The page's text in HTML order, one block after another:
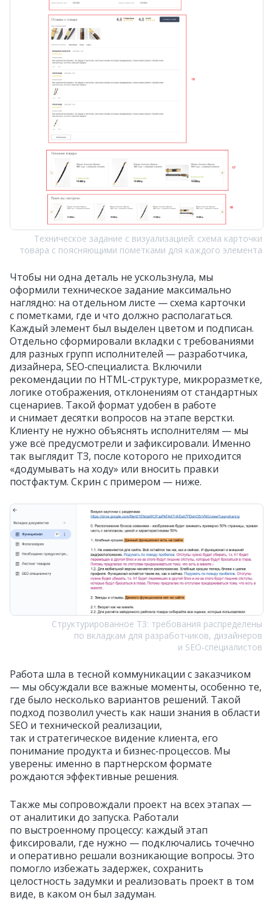
Техническое задание с визуализацией: схема карточки
товара с поясняющими пометками для каждого элемента
Чтобы ни одна деталь не ускользнула, мы
оформили техническое задание максимально
наглядно: на отдельном листе — схема карточки
с пометками, где и что должно располагаться.
Каждый элемент был выделен цветом и подписан.
Отдельно сформировали вкладки с требованиями
для разных групп исполнителей — разработчика,
дизайнера, SEO‑специалиста. Включили
рекомендации по HTML‑структуре, микроразметке,
логике отображения, отклонениям от стандартных
сценариев. Такой формат удобен в работе
и снимает десятки вопросов на этапе верстки.
Клиенту не нужно объяснять исполнителям — мы
уже всё предусмотрели и зафиксировали. Именно
так выглядит ТЗ, после которого не приходится
«додумывать на ходу» или вносить правки
постфактум. Скрин с примером — ниже.
Структурированное ТЗ: требования распределены
по вкладкам для разработчиков, дизайнеров
и SEO‑специалистов
Работа шла в тесной коммуникации с заказчиком
— мы обсуждали все важные моменты, особенно те,
где было несколько вариантов решений. Такой
подход позволил учесть как наши знания в области
SEO и технической реализации,
так и стратегическое видение клиента, его
понимание продукта и бизнес‑процессов. Мы
уверены: именно в партнерском формате
рождаются эффективные решения.
Также мы сопровождали проект на всех этапах —
от аналитики до запуска. Работали
по выстроенному процессу: каждый этап
фиксировали, где нужно — подключались точечно
и оперативно решали возникающие вопросы. Это
помогло избежать задержек, сохранить
целостность задумки и реализовать проект в том
виде, в каком он был задуман.